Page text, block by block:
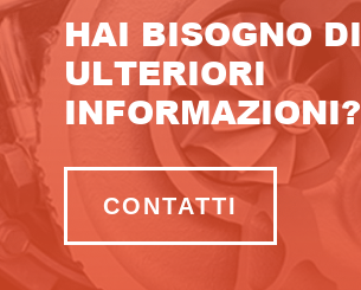
HAI BISOGNO DI
ULTERIORI
INFORMAZIONI?
CONTATTI